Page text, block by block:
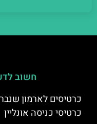
חשוב
כרטיסים לארמון
כרטיסי כניסה אונליין